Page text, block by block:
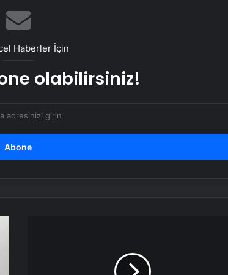
Dışişleri Bakanı Hakan Fidan
Serjoy : Dijital Medya Ajansı, Google
Reklam Ajansı, SEO Ajansı ve Web
Haberler İçin
olabilirsiniz!